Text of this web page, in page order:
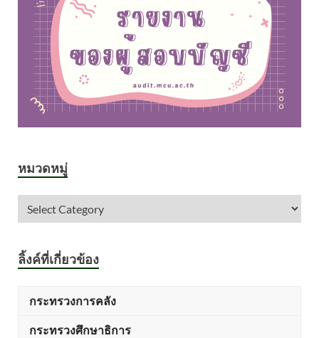
หมวดหมู่
ลิ้งค์ที่เกี่ยวข้อง
กระทรวงการคลัง
กระทรวงศึกษาธิการ